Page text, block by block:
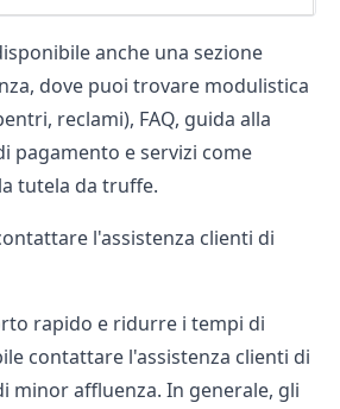
anche una sezione
dove puoi trovare modulistica
, reclami), FAQ, guida alla
pagamento e servizi come
tutela da truffe.
l'assistenza clienti di
rapido e ridurre i tempi di
contattare l'assistenza clienti di
minor affluenza. In generale, gli